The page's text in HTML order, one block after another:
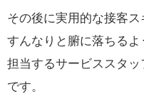
その後に実用的な接客
すんなりと腑に落ちる
担当するサービススタ
です。